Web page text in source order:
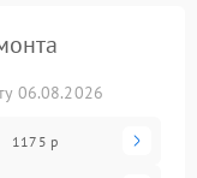
06.08.2026
1175 р